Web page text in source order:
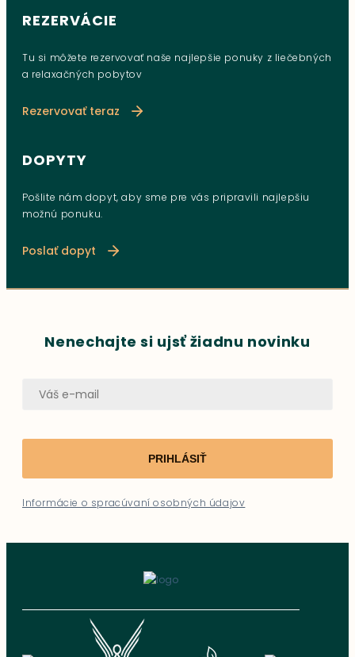
REZERVÁCIE
Tu si môžete rezervovať naše najlepšie ponuky z liečebných
a relaxačných pobytov
Rezervovať teraz
DOPYTY
Pošlite nám dopyt, aby sme pre vás pripravili najlepšiu
možnú ponuku.
Poslať dopyt
Nenechajte si ujsť žiadnu novinku
PRIHLÁSIŤ
Informácie o spracúvaní osobných údajov